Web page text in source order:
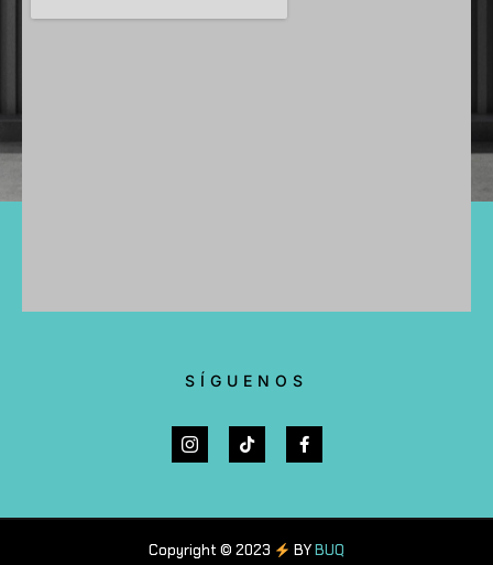
SÍGUENOS
Copyright © 2023 BYBUQ